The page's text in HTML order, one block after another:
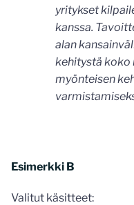
yritykset
kanssa.
alan
kehitystä koko
myönteisen
Esimerkki B
Valitut käsitteet: